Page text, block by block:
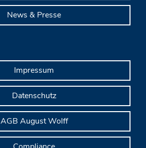
News & Presse
Impressum
Datenschutz
AGB August Wolff